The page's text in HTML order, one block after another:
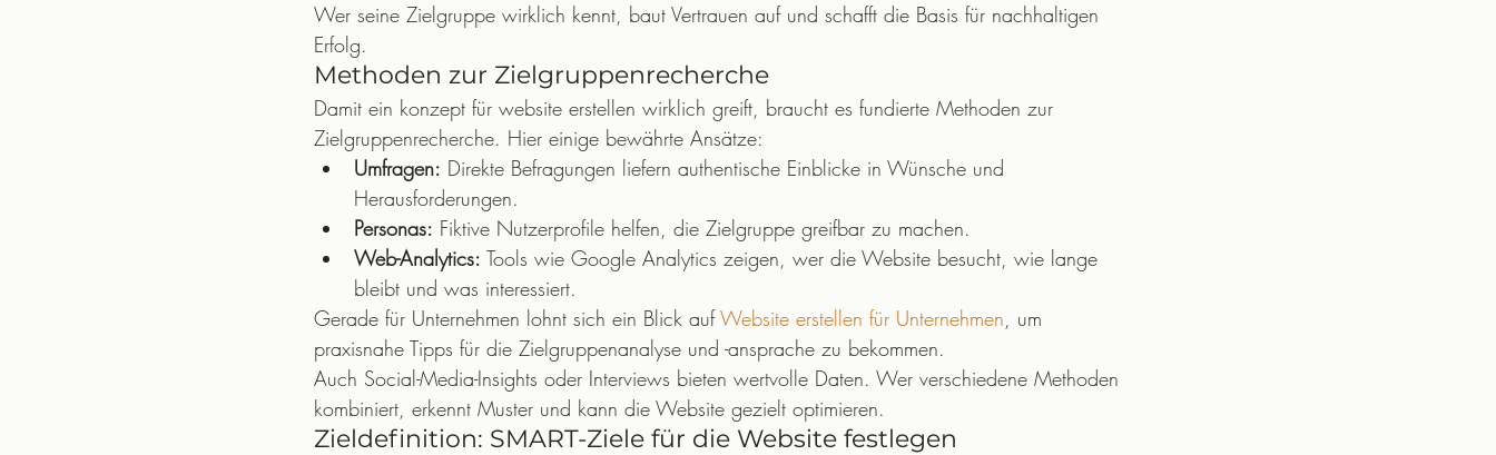
Wer seine Zielgruppe wirklich kennt, baut Vertrauen auf und schafft die Basis für nachhaltigen
Erfolg.
Methoden zur Zielgruppenrecherche
Damit ein konzept für website erstellen wirklich greift, braucht es fundierte Methoden zur
Zielgruppenrecherche. Hier einige bewährte Ansätze:
Umfragen: Direkte Befragungen liefern authentische Einblicke in Wünsche und
Herausforderungen.
Personas: Fiktive Nutzerprofile helfen, die Zielgruppe greifbar zu machen.
Web-Analytics: Tools wie Google Analytics zeigen, wer die Website besucht, wie lange
bleibt und was interessiert.
Gerade für Unternehmen lohnt sich ein Blick auf Website erstellen für Unternehmen, um
praxisnahe Tipps für die Zielgruppenanalyse und -ansprache zu bekommen.
Auch Social-Media-Insights oder Interviews bieten wertvolle Daten. Wer verschiedene Methoden
kombiniert, erkennt Muster und kann die Website gezielt optimieren.
Zieldefinition: SMART-Ziele für die Website festlegen